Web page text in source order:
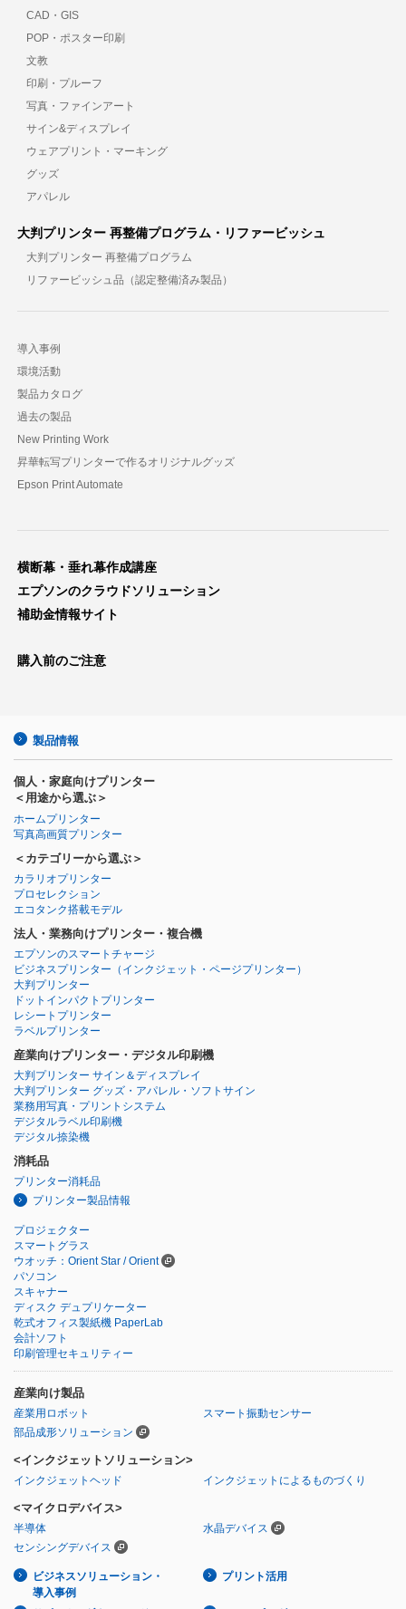
CAD・GIS
POP・ポスター印刷
文教
印刷・プルーフ
写真・ファインアート
サイン&ディスプレイ
ウェアプリント・マーキング
グッズ
アパレル
大判プリンター 再整備プログラム・リファービッシュ
大判プリンター 再整備プログラム
リファービッシュ品（認定整備済み製品）
導入事例
環境活動
製品カタログ
過去の製品
New Printing Work
昇華転写プリンターで作るオリジナルグッズ
Epson Print Automate
横断幕・垂れ幕作成講座
エプソンのクラウドソリューション
補助金情報サイト
購入前のご注意
製品情報
個人・家庭向けプリンター
＜用途から選ぶ＞
ホームプリンター
写真高画質プリンター
＜カテゴリーから選ぶ＞
カラリオプリンター
プロセレクション
エコタンク搭載モデル
法人・業務向けプリンター・複合機
エプソンのスマートチャージ
ビジネスプリンター （インクジェット・ページプリンター）
大判プリンター
ドットインパクトプリンター
レシートプリンター
ラベルプリンター
産業向けプリンター・デジタル印刷機
大判プリンター サイン＆ディスプレイ
大判プリンター グッズ・アパレル・ソフトサイン
業務用写真・プリントシステム
デジタルラベル印刷機
デジタル捺染機
消耗品
プリンター消耗品
プリンター製品情報
プロジェクター
スマートグラス
ウオッチ：Orient Star / Orient
パソコン
スキャナー
ディスク デュプリケーター
乾式オフィス製紙機 PaperLab
会計ソフト
印刷管理セキュリティー
産業向け製品
産業用ロボット
スマート振動センサー
部品成形ソリューション
<インクジェットソリューション>
インクジェットヘッド インクジェットによるものづくり
<マイクロデバイス>
半導体
水晶デバイス
センシングデバイス
ビジネスソリューション・
導入事例
プリント活用